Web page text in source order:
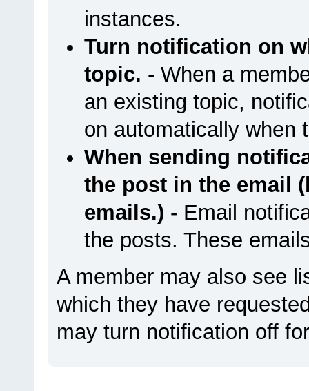
instances.
Turn notification on
topic. - When a
an existing topic,
on automatically when
When sending
the post in the email
emails.) - Email
the posts. These
A member may also see
which they have
may turn notification off